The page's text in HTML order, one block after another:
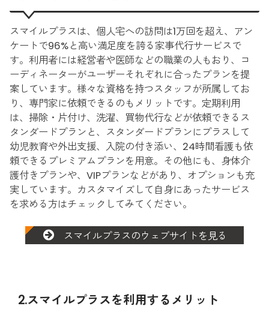
スマイルプラスは、個人宅への訪問は1万回を超え、アン
ケートで96%と高い満足度を誇る家事代行サービスで
す。利用者には経営者や医師などの職業の人もおり、コ
ーディネーターがユーザーそれぞれに合ったプランを提
案しています。様々な資格を持つスタッフが所属してお
り、専門家に依頼できるのもメリットです。定期利用
は、掃除・片付け、洗濯、買物代行などが依頼できるス
タンダードプランと、スタンダードプランにプラスして
幼児教育や外出支援、入院の付き添い、24時間看護も依
頼できるプレミアムプランを用意。その他にも、身体介
護付きプランや、VIPプランなどがあり、オプションも充
実しています。カスタマイズして自身にあったサービス
を求める方はチェックしてみてください。
スマイルプラスのウェブサイトを見る
2.スマイルプラスを利用するメリット